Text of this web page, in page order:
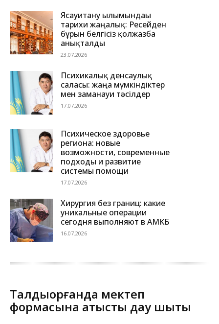
Ясауитану ғылымындағы
тарихи жаңалық: Ресейден
бұрын белгісіз қолжазба
анықталды
23.07.2026
Психикалық денсаулық
саласы: жаңа мүмкіндіктер
мен заманауи тәсілдер
17.07.2026
Психическое здоровье
региона: новые
возможности, современные
подходы и развитие
системы помощи
17.07.2026
Хирургия без границ: какие
уникальные операции
сегодня выполняют в АМКБ
16.07.2026